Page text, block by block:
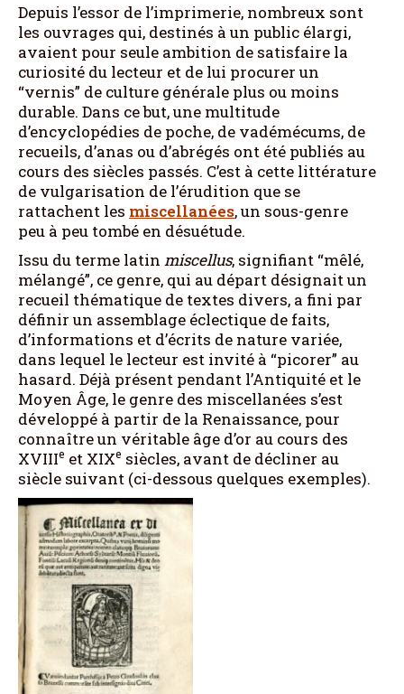
Depuis l’essor de l’imprimerie, nombreux sont
les ouvrages qui, destinés à un public élargi,
avaient pour seule ambition de satisfaire la
curiosité du lecteur et de lui procurer un
“vernis” de culture générale plus ou moins
durable. Dans ce but, une multitude
d’encyclopédies de poche, de vadémécums, de
recueils, d’anas ou d’abrégés ont été publiés au
cours des siècles passés. C’est à cette littérature
de vulgarisation de l’érudition que se
rattachent les miscellanées, un sous-genre
peu à peu tombé en désuétude.
Issu du terme latin miscellus, signifiant “mêlé,
mélangé”, ce genre, qui au départ désignait un
recueil thématique de textes divers, a fini par
définir un assemblage éclectique de faits,
d’informations et d’écrits de nature variée,
dans lequel le lecteur est invité à “picorer” au
hasard. Déjà présent pendant l’Antiquité et le
Moyen Âge, le genre des miscellanées s’est
développé à partir de la Renaissance, pour
connaître un véritable âge d’or au cours des
XVIIIe et XIXe siècles, avant de décliner au
siècle suivant (ci-dessous quelques exemples).